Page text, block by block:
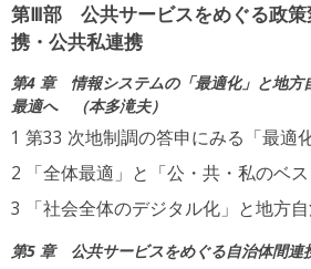
第Ⅲ部 公共サービスをめぐる政策
携・公共私連携
第4 章 情報システムの「最適化」と地方
最適へ
本多滝夫
第33 次地制調の答申にみる「最適化
「全体最適」と「公・共・私のベス
「社会全体のデジタル化」と地方
第5 章 公共サービスをめぐる自治体間連